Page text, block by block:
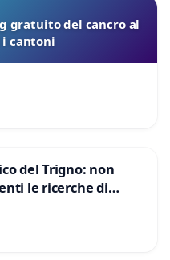
gratuito del cancro al
cantoni
del Trigno: non
le ricerche di